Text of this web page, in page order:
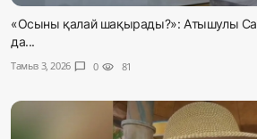
«Осыны қалай шақырады?»: Атышулы
да...
Тамыз 3, 2026 chat_bubble 0 visibility 81